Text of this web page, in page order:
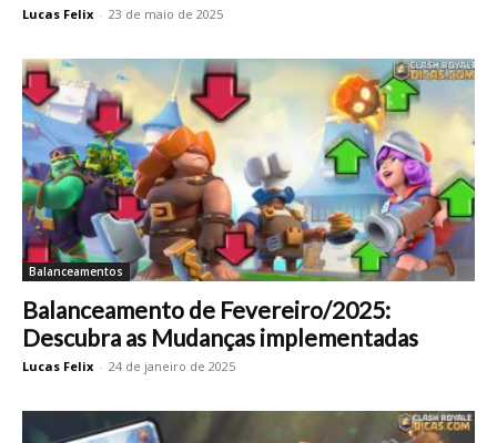
Lucas Felix - 23 de maio de 2025
Balanceamentos
Balanceamento de Fevereiro/2025:
Descubra as Mudanças implementadas
Lucas Felix - 24 de janeiro de 2025